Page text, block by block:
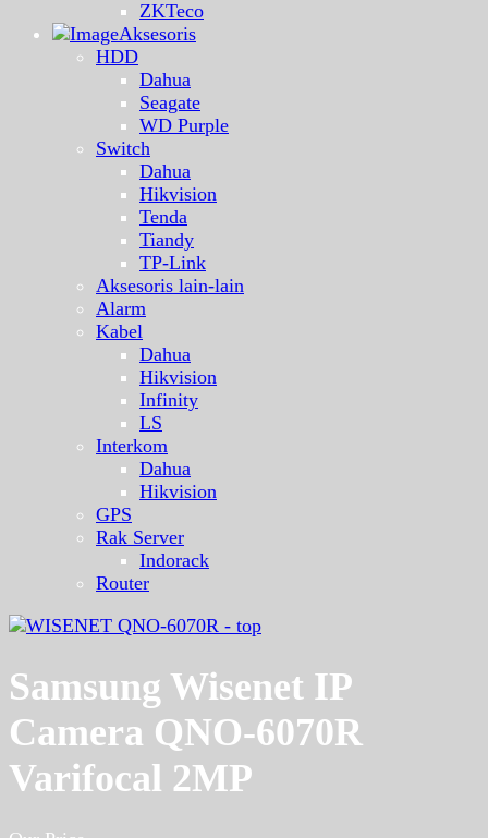
ZKTeco
Aksesoris
HDD
Dahua
Seagate
WD Purple
Switch
Dahua
Hikvision
Tenda
Tiandy
TP-Link
Aksesoris lain-lain
Alarm
Kabel
Dahua
Hikvision
Infinity
LS
Interkom
Dahua
Hikvision
GPS
Rak Server
Indorack
Router
Samsung Wisenet IP
Camera QNO-6070R
Varifocal 2MP